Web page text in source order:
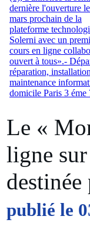
Le «
ligne
publié le